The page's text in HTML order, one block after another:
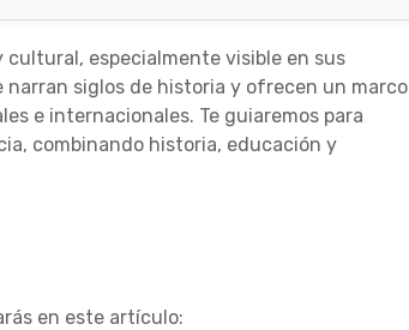
especialmente visible en sus
siglos de historia y ofrecen un marco
e internacionales. Te guiaremos para
combinando historia, educación y
en este artículo: